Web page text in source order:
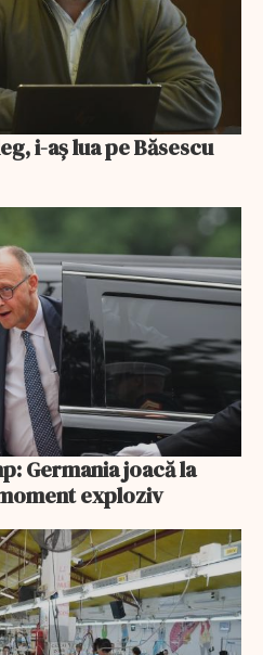
i-aș lua pe Băsescu
Germania joacă la
exploziv